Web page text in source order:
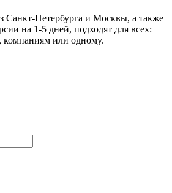
Санкт-Петербурга и Москвы, а также
на 1-5 дней, подходят для всех:
компаниям или одному.